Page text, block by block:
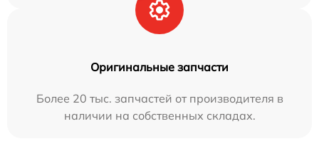
Оригинальные запчасти
Более 20 тыс. запчастей от производителя в
наличии на собственных складах.